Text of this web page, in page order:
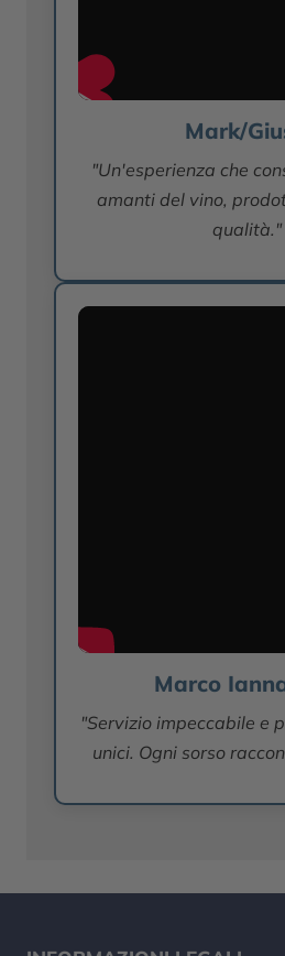
Mark/
"Un'esperienza che
amanti del vino,
qualità."
Marco
"Servizio impeccabile e
unici. Ogni sorso